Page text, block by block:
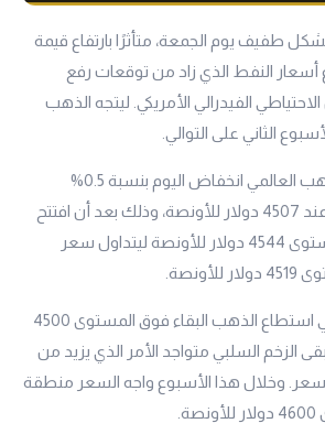
طفيف يوم الجمعة، متأثرًا بارتفاع قيمة
أسعار النفط الذي زاد من توقعات رفع
الفيدرالي الأمريكي. ليتجه الذهب
الثاني على التوالي.
سجل سعر أونصة الذهب العالمي انخفاض اليوم بنسبة 0.5%
ليسجل أدنى مستوى عند 4507 دولار للأونصة، وذلك بعد أن افتتح
تداولات اليوم عند المستوى 4544 دولار للأونصة ليتداول سعر
لليوم الثالث على التوالي استطاع الذهب البقاء فوق المستوى 4500
الزخم السلبي متواجد الأمر الذي يزيد من
وخلال هذا الأسبوع واجه السعر منطقة